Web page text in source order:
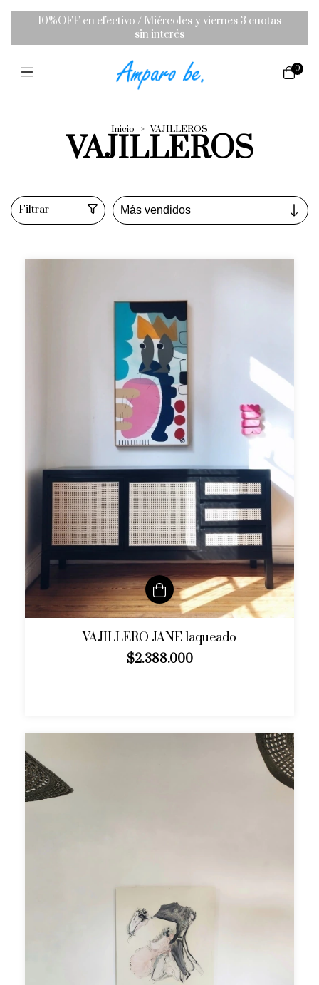
10%OFF en efectivo / Miércoles y viernes 3 cuotas
sin interés
0
Inicio > VAJILLEROS
VAJILLEROS
Filtrar
VAJILLERO JANE laqueado
$2.388.000